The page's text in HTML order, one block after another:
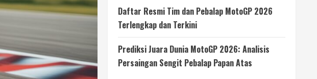
Daftar Resmi Tim dan Pebalap MotoGP 2026
Terlengkap dan Terkini
Prediksi Juara Dunia MotoGP 2026: Analisis
Persaingan Sengit Pebalap Papan Atas